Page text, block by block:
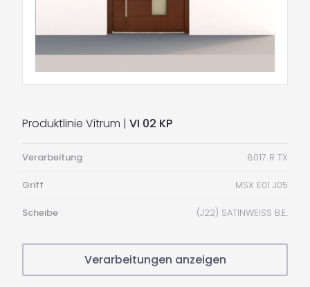
Produktlinie Vitrum | VI 02 KP
Verarbeitung 8017 R TX
Griff MSX E01 J05
Scheibe (J22) SATINWEISS B.E.
Verarbeitungen anzeigen